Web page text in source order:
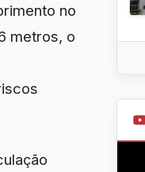
no
metros, o